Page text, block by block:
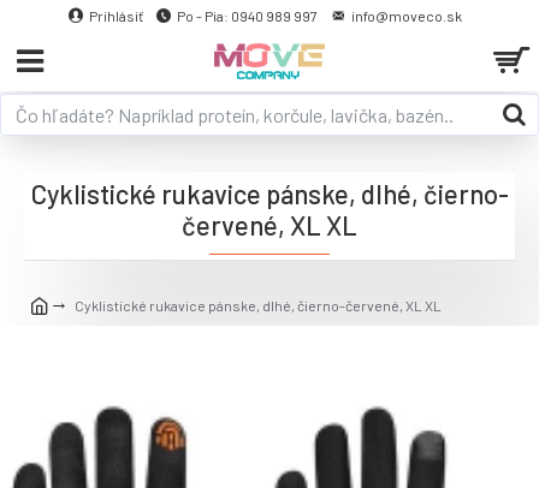
Prihlásiť Po - Pia: 0940 989 997 info@moveco.sk
Cyklistické rukavice pánske, dlhé, čierno-červené, XL XL
Cyklistické rukavice pánske, dlhé, čierno-
červené, XL XL